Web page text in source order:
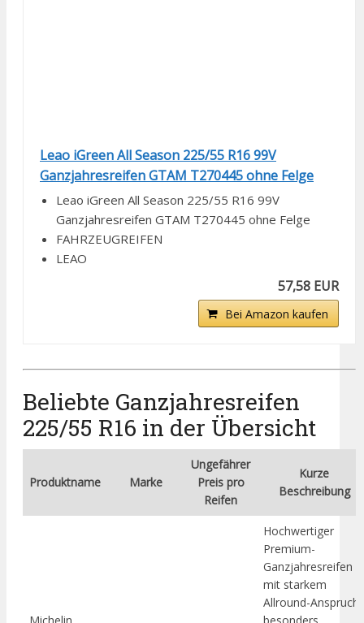
Leao iGreen All Season 225/55 R16 99V
Ganzjahresreifen GTAM T270445 ohne Felge
Leao iGreen All Season 225/55 R16 99V
Ganzjahresreifen GTAM T270445 ohne Felge
FAHRZEUGREIFEN
LEAO
57,58 EUR
Bei Amazon kaufen
Beliebte Ganzjahresreifen
225/55 R16 in der Übersicht
Produktname Marke
Ungefährer
Preis pro
Reifen
Kurze
Beschreibung
Hochwertiger
Premium-
Ganzjahresreifen
mit starkem
Allround-Anspruch,